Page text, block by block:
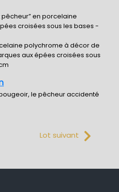
pêcheur” en porcelaine
croisées sous les bases -
polychrome à décor de
aux épées croisées sous
le pêcheur accidenté
Lot suivant